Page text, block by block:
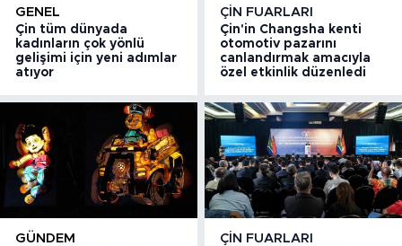
GENEL
Çin tüm dünyada
kadınların çok yönlü
gelişimi için yeni adımlar
atıyor
ÇIN FUARLARI
Çin'in Changsha kenti
otomotiv pazarını
canlandırmak amacıyla
özel etkinlik düzenledi
GÜNDEM ÇIN FUARLARI